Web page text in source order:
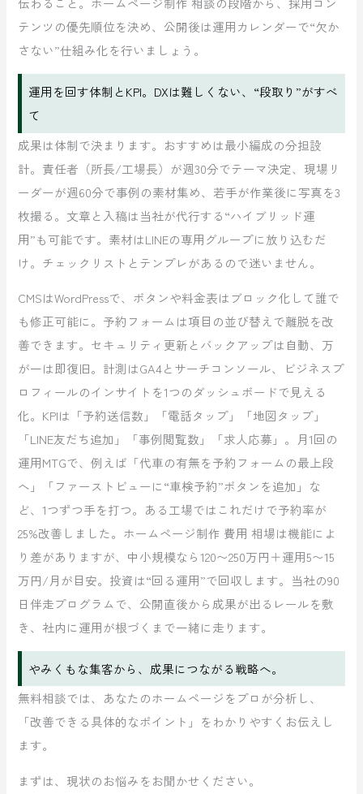
テンツの優先順位を決め、公開後は運用カレンダーで“欠か
さない”仕組み化を行いましょう。
運用を回す体制とKPI。DXは難しくない、“段取り”がすべ
て
成果は体制で決まります。おすすめは最小編成の分担設
計。責任者（所長/工場長）が週30分でテーマ決定、現場リ
ーダーが週60分で事例の素材集め、若手が作業後に写真を3
枚撮る。文章と入稿は当社が代行する“ハイブリッド運
用”も可能です。素材はLINEの専用グループに放り込むだ
け。チェックリストとテンプレがあるので迷いません。
CMSはWordPressで、ボタンや料金表はブロック化して誰で
も修正可能に。予約フォームは項目の並び替えで離脱を改
善できます。セキュリティ更新とバックアップは自動、万
が一は即復旧。計測はGA4とサーチコンソール、ビジネスプ
ロフィールのインサイトを1つのダッシュボードで見える
化。KPIは「予約送信数」「電話タップ」「地図タップ」
「LINE友だち追加」「事例閲覧数」「求人応募」。月1回の
運用MTGで、例えば「代車の有無を予約フォームの最上段
へ」「ファーストビューに“車検予約”ボタンを追加」な
ど、1つずつ手を打つ。ある工場ではこれだけで予約率が
25%改善しました。ホームページ制作 費用 相場は機能によ
り差がありますが、中小規模なら120〜250万円＋運用5〜15
万円/月が目安。投資は“回る運用”で回収します。当社の90
日伴走プログラムで、公開直後から成果が出るレールを敷
き、社内に運用が根づくまで一緒に走ります。
やみくもな集客から、成果につながる戦略へ。
無料相談では、あなたのホームページをプロが分析し、
「改善できる具体的なポイント」をわかりやすくお伝えし
ます。
まずは、現状のお悩みをお聞かせください。